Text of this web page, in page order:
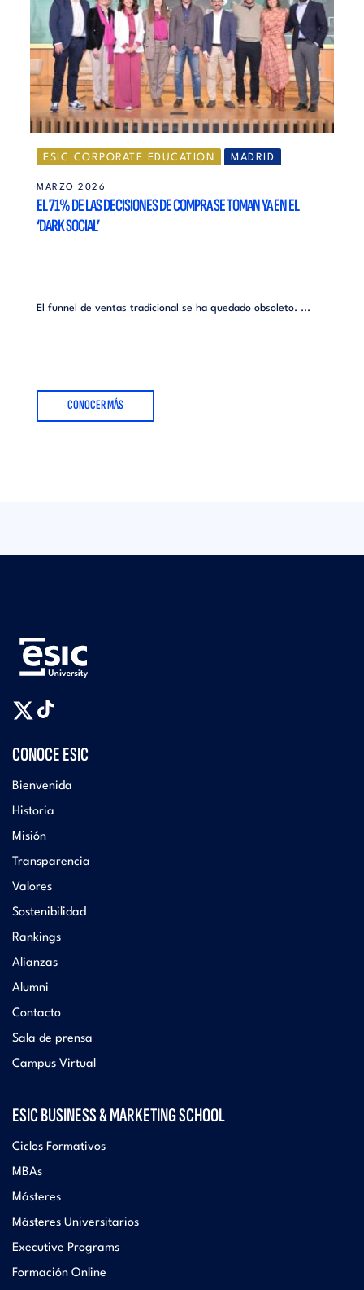
ESIC CORPORATE EDUCATION MADRID
MARZO 2026
EL 71% DE LAS DECISIONES DE COMPRA SE TOMAN YA EN EL
‘DARK SOCIAL’
El funnel de ventas tradicional se ha quedado obsoleto. ...
CONOCER MÁS
CONOCE ESIC
Bienvenida
Historia
Misión
Transparencia
Valores
Sostenibilidad
Rankings
Alianzas
Alumni
Contacto
Sala de prensa
Campus Virtual
ESIC BUSINESS & MARKETING SCHOOL
Ciclos Formativos
MBAs
Másteres
Másteres Universitarios
Executive Programs
Formación Online